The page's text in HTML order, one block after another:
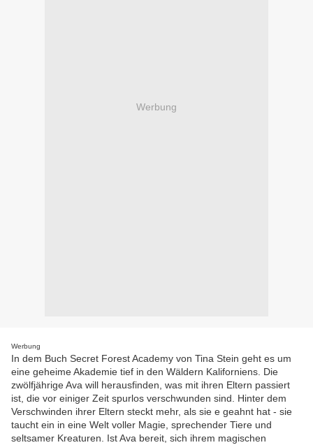
Werbung
Werbung
In dem Buch Secret Forest Academy von Tina Stein geht es um
eine geheime Akademie tief in den Wäldern Kaliforniens. Die
zwölfjährige Ava will herausfinden, was mit ihren Eltern passiert
ist, die vor einiger Zeit spurlos verschwunden sind. Hinter dem
Verschwinden ihrer Eltern steckt mehr, als sie e geahnt hat - sie
taucht ein in eine Welt voller Magie, sprechender Tiere und
seltsamer Kreaturen. Ist Ava bereit, sich ihrem magischen